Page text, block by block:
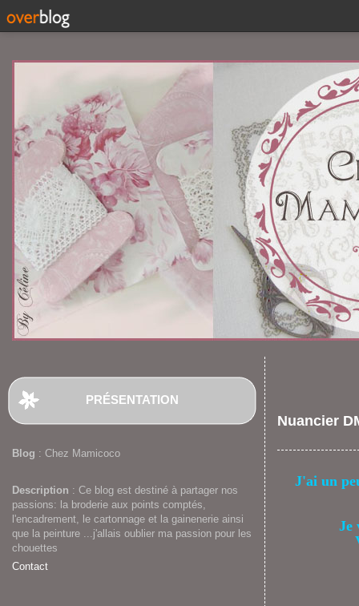
PRÉSENTATION
Blog : Chez Mamicoco
Description : Ce blog est destiné à partager nos
passions: la broderie aux points comptés,
l'encadrement, le cartonnage et la gainenerie ainsi
que la peinture ...j'allais oublier ma passion pour les
chouettes
Contact
Nuancier
J'ai un
Je